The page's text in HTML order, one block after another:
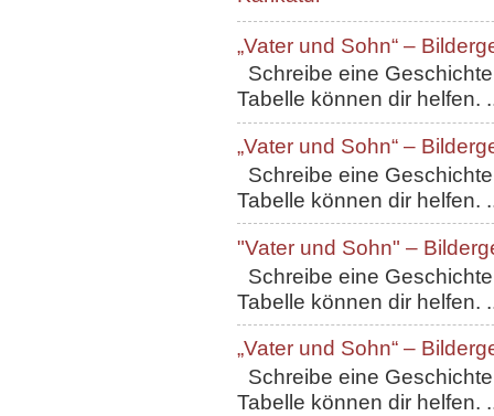
„Vater und Sohn“ –
Schreibe eine
Tabelle können dir helfen.
„Vater und Sohn“ –
Schreibe eine
Tabelle können dir helfen.
"Vater und Sohn" –
Schreibe eine
Tabelle können dir helfen.
„Vater und Sohn“ –
Schreibe eine
Tabelle können dir helfen.